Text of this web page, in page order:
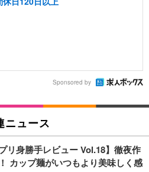
Sponsored by
ニュース
リ身勝手レビュー Vol.18】徹夜作
カップ麺がいつもより美味しく感